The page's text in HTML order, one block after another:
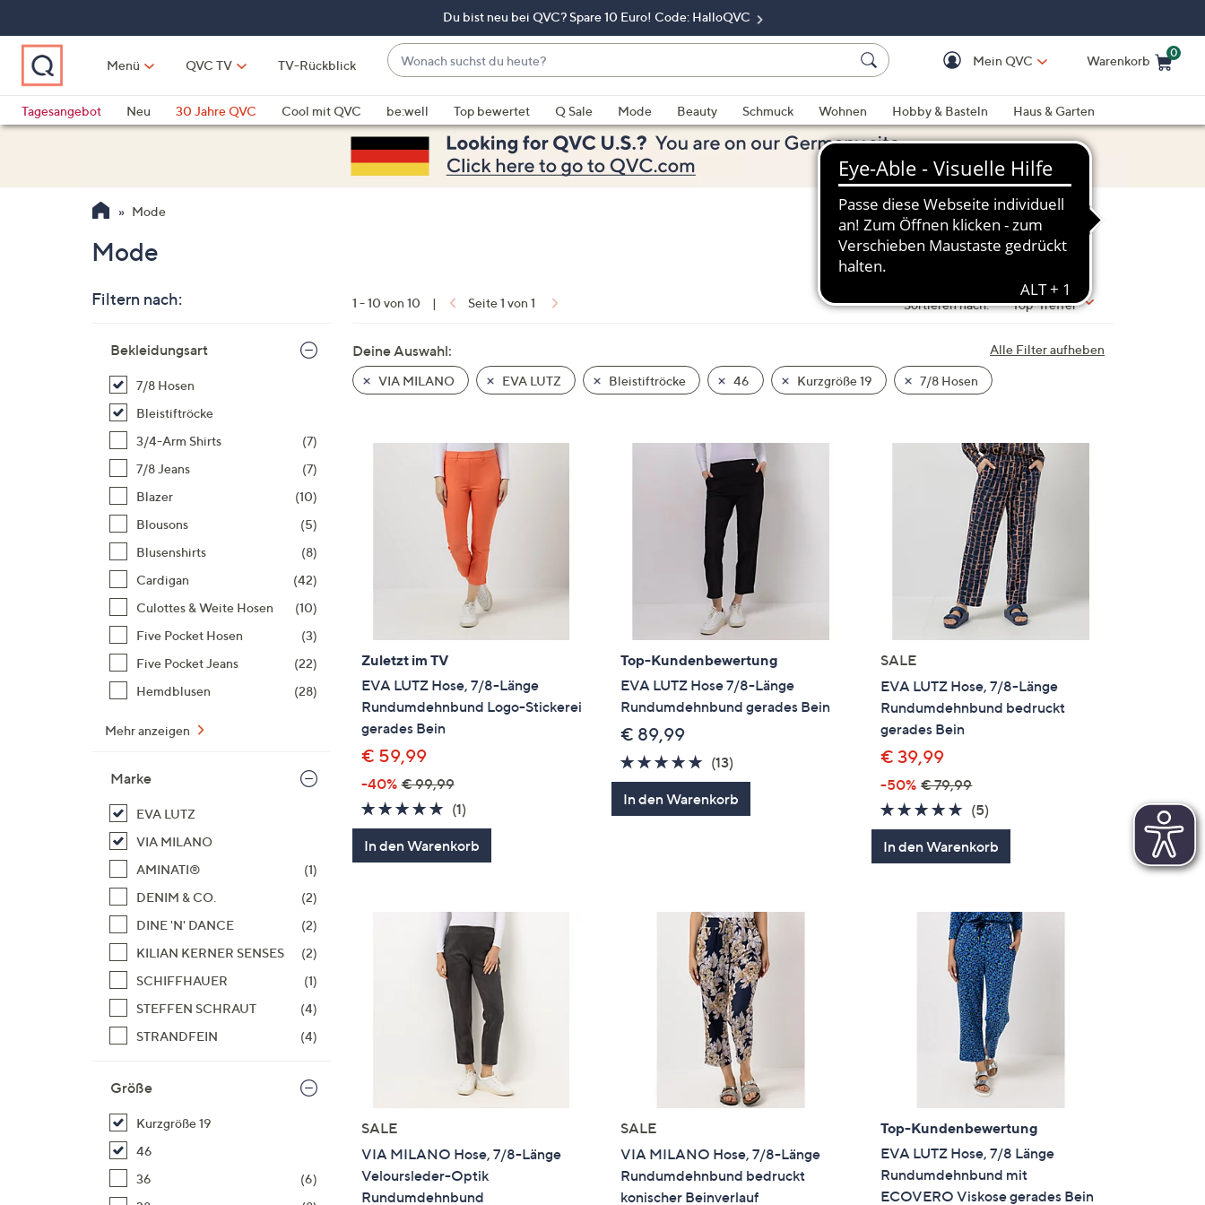
springen
Du bist neu bei QVC? Spare 10 Euro! Code: HalloQVC
Menü QVC TV TV-Rückblick
Wonach
suchst
du
heute?
Vorschläge
verfügbar
sind,
verwenden
und
unten
oder
wischen
Geräten
anzuzeigen.
Mein QVC Warenkorb
0
Tagesangebot
Neu 30 Jahre QVC Cool mit QVC be:well Top bewertet Q Sale Mode Beauty Schmuck Wohnen Hobby & Basteln
Haus & Garten
Mode
Mode
Filtern nach:
Produktliste
Bekleidungsart
7/8 Hosen
Bleistiftröcke
3/4-Arm Shirts
(7)
7/8 Jeans
(7)
Blazer
(10)
Blousons
(5)
Blusenshirts
(8)
Cardigan
(42)
Culottes & Weite Hosen
(10)
Five Pocket Hosen
(3)
Five Pocket Jeans
(22)
Hemdblusen
(28)
Mehr anzeigen
Marke
EVA LUTZ
VIA MILANO
AMINATI®
(1)
DENIM & CO.
(2)
DINE 'N' DANCE
(2)
KILIAN KERNER SENSES
(2)
SCHIFFHAUER
(1)
STEFFEN SCHRAUT
(4)
STRANDFEIN
(4)
Größe
Kurzgröße 19
46
36
(6)
1 - 10 von 10 | Seite 1 von 1 Sortieren nach: Top-Treffer
Alle Filter aufheben
Deine Auswahl:
VIA MILANO EVA LUTZ Bleistiftröcke 46 Kurzgröße 19 7/8 Hosen
Zuletzt im TV
EVA LUTZ Hose, 7/8-Länge
Rundumdehnbund Logo-Stickerei
gerades Bein
€ 59,99
-40% € 99,99
5.0
von
5
(1)1
Bewertungen
In den Warenkorb
Top-Kundenbewertung
EVA LUTZ Hose 7/8-Länge
Rundumdehnbund gerades Bein
€ 89,99
5.0
von
5
(13)
Bewertungen
In den Warenkorb
SALE
EVA LUTZ Hose, 7/8-Länge
Rundumdehnbund bedruckt
gerades Bein
€ 39,99
-50% € 79,99
5.0
von
5
(5)
Bewertungen
In den Warenkorb
SALE
VIA MILANO Hose, 7/8-Länge
Veloursleder-Optik
Rundumdehnbund
SALE
VIA MILANO Hose, 7/8-Länge
Rundumdehnbund bedruckt
konischer Beinverlauf
Top-Kundenbewertung
EVA LUTZ Hose, 7/8 Länge
Rundumdehnbund mit
ECOVERO Viskose gerades Bein